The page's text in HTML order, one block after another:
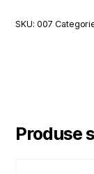
SKU:007
Produse